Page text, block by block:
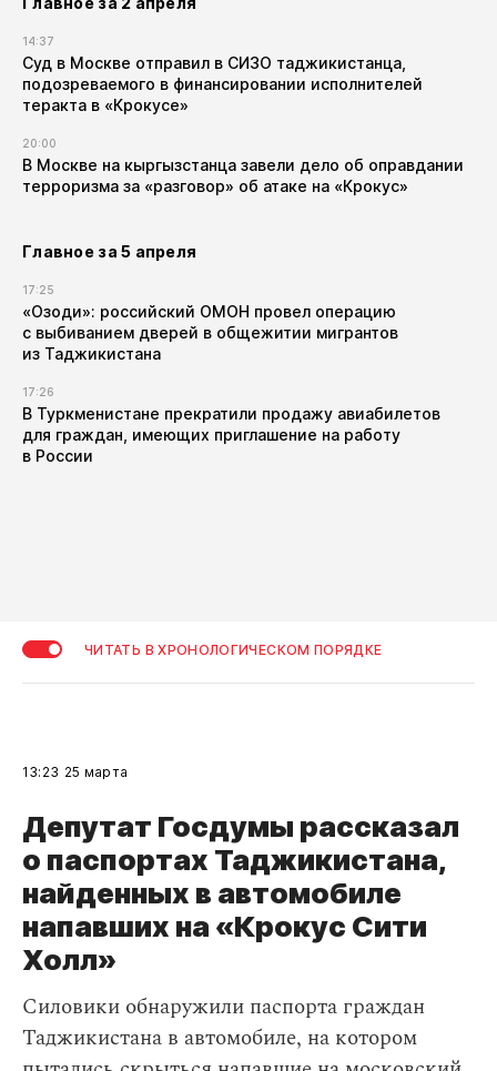
14:37
Суд в Москве отправил в СИЗО таджикистанца,
подозреваемого в финансировании исполнителей
теракта в «Крокусе»
20:00
В Москве на кыргызстанца завели дело об оправдании
терроризма за «разговор» об атаке на «Крокус»
Главное за 5 апреля
17:25
«Озоди»: российский ОМОН провел операцию
с выбиванием дверей в общежитии мигрантов
из Таджикистана
17:26
В Туркменистане прекратили продажу авиабилетов
для граждан, имеющих приглашение на работу
в России
ЧИТАТЬ В ХРОНОЛОГИЧЕСКОМ ПОРЯДКЕ
13:23 25 марта
Депутат Госдумы рассказал
о паспортах Таджикистана,
найденных в автомобиле
напавших на «Крокус Сити
Холл»
Силовики обнаружили паспорта граждан
Таджикистана в автомобиле, на котором